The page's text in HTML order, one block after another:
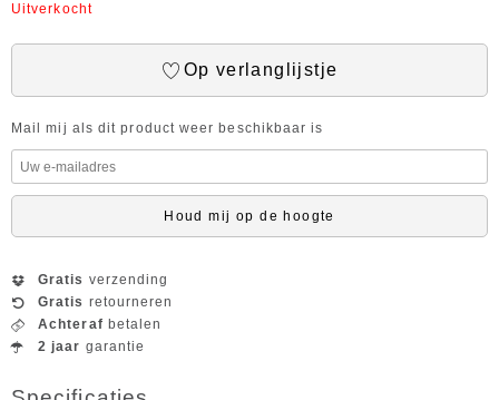
Uitverkocht
Op verlanglijstje
Mail mij als dit product weer beschikbaar is
Houd mij op de hoogte
Gratis verzending
Gratis retourneren
Achteraf betalen
2 jaar garantie